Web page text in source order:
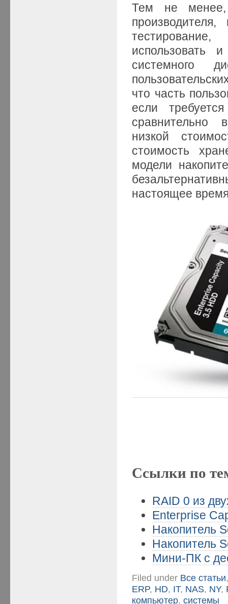
Тем не менее,
использовать
системного
что часть
если
сравнительно
низкой
стоимость
модели
настоящее
Ссылки по
RAID 0 из
Enterprise
Накопитель
Накопитель
Мини-ПК с
Filed under Все статьи
ERP, HD, IT, NAS, NY,
компьютер,системы